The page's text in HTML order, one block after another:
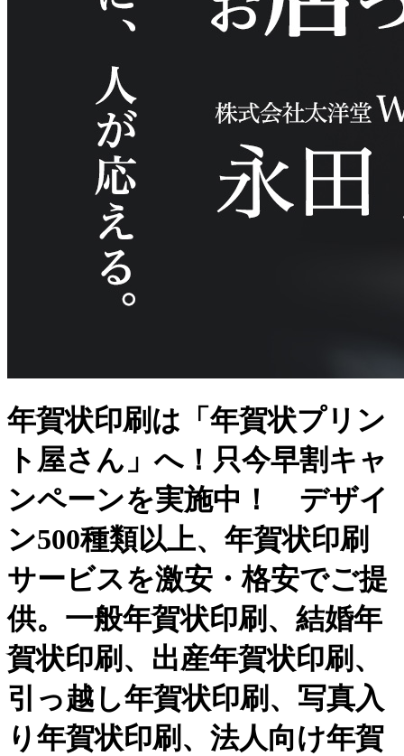
年賀状印刷は「年賀状プリン
ト屋さん」へ！只今早割キャ
ンペーンを実施中！ デザイ
ン500種類以上、年賀状印刷
サービスを激安・格安でご提
供。一般年賀状印刷、結婚年
賀状印刷、出産年賀状印刷、
引っ越し年賀状印刷、写真入
り年賀状印刷、法人向け年賀